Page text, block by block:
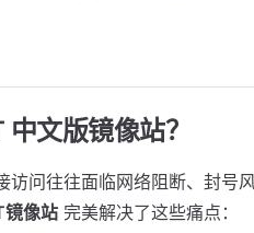
文版镜像站？
访问往往面临网络阻断、封号
像站 完美解决了这些痛点：